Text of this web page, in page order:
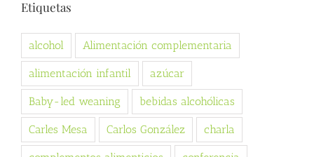
Etiquetas
alcohol Alimentación complementaria
alimentación infantil azúcar
Baby-led weaning bebidas alcohólicas
Carles Mesa Carlos González charla